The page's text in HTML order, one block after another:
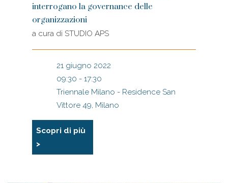
interrogano la governance delle
organizzazioni
a cura di STUDIO APS
21 giugno 2022
09:30 - 17:30
Triennale Milano - Residence San
Vittore 49, Milano
Scopri di più
>